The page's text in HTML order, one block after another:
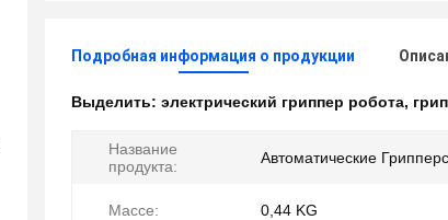
Подробная информация о продукции
Выделить: электрический гриппер робота,
Название
продукта:
Автоматические Грипперс
Массе: 0,44 KG